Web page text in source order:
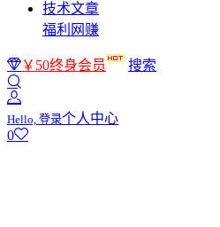
技术文章
福利网赚
￥50终身会员 搜索
Hello, 登录个人中心
0